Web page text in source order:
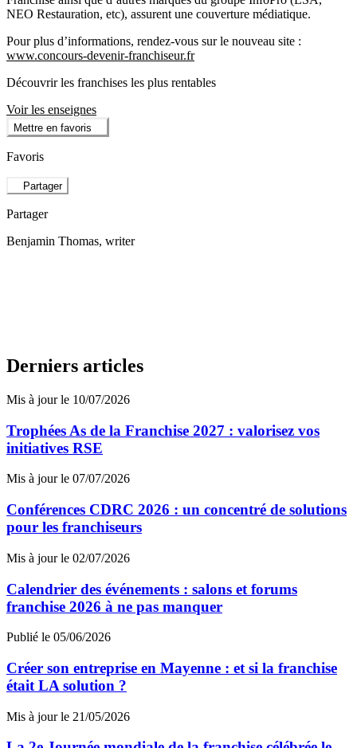
NEO Restauration, etc), assurent une couverture médiatique.
Pour plus d’informations, rendez-vous sur le nouveau site :
www.concours-devenir-franchiseur.fr
Découvrir les franchises les plus rentables
Voir les enseignes
Mettre en favoris
Favoris
Partager
Partager
Benjamin Thomas, writer
Derniers articles
Mis à jour le 10/07/2026
Trophées As de la Franchise 2027 : valorisez vos
initiatives RSE
Mis à jour le 07/07/2026
Conférences CDRC 2026 : un concentré de solutions
pour les franchiseurs
Mis à jour le 02/07/2026
Calendrier des événements : salons et forums
franchise 2026 à ne pas manquer
Publié le 05/06/2026
Créer son entreprise en Mayenne : et si la franchise
était LA solution ?
Mis à jour le 21/05/2026